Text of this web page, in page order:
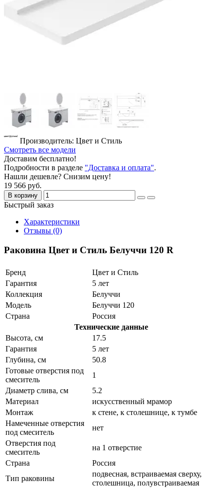
Производитель: Цвет и Стиль
Смотреть все модели
Доставим бесплатно!
Подробности в разделе "Доставка и оплата".
Нашли дешевле? Снизим цену!
19 566 руб.
В корзину
Быстрый заказ
Характеристики
Отзывы (0)
Раковина Цвет и Стиль Белуччи 120 R
Бренд
Цвет и Стиль
Гарантия
5 лет
Коллекция
Белуччи
Модель
Белуччи 120
Страна
Россия
Технические данные
Высота, см
17.5
Гарантия
5 лет
Глубина, см
50.8
Готовые отверстия под
смеситель
1
Диаметр слива, см
5.2
Материал
искусственный мрамор
Монтаж
к стене, к столешнице, к тумбе
Намеченные отверстия
под смеситель
нет
Отверстия под
смеситель
на 1 отверстие
Страна
Россия
Тип раковины
подвесная, встраиваемая сверху,
столешница, полувстраиваемая